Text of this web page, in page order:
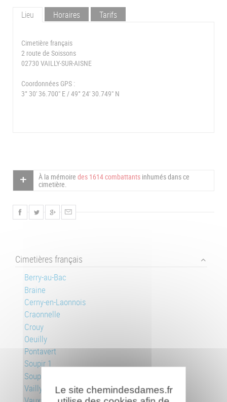
Lieu Horaires Tarifs
Cimetière français
2 route de Soissons
02730 VAILLY-SUR-AISNE
Coordonnées GPS :
3° 30' 36.700" E / 49° 24' 30.749" N
À la mémoire des 1614 combattants inhumés dans ce
cimetière.
Cimetières français
Berry-au-Bac
Braine
Cerny-en-Laonnois
Craonnelle
Crouy
Oeuilly
Pontavert
Soupir 1
Soupir 2
Vailly-sur-AisneLe site chemindesdames.fr